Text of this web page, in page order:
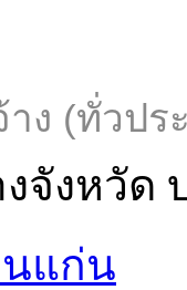
ง (ทั่วปร
จังหวัด
นแก่น